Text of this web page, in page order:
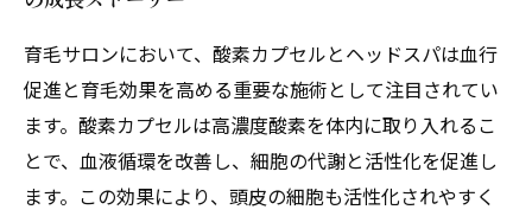
育毛サロンにおいて、酸素カプセルとヘッドスパは血行
促進と育毛効果を高める重要な施術として注目されてい
ます。酸素カプセルは高濃度酸素を体内に取り入れるこ
とで、血液循環を改善し、細胞の代謝と活性化を促進し
ます。この効果により、頭皮の細胞も活性化されやすく